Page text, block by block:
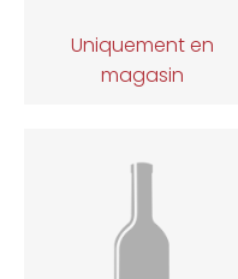
Uniquement en
magasin